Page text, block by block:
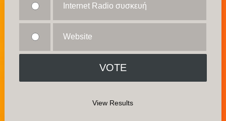
Internet Radio συσκευή
Website
View Results